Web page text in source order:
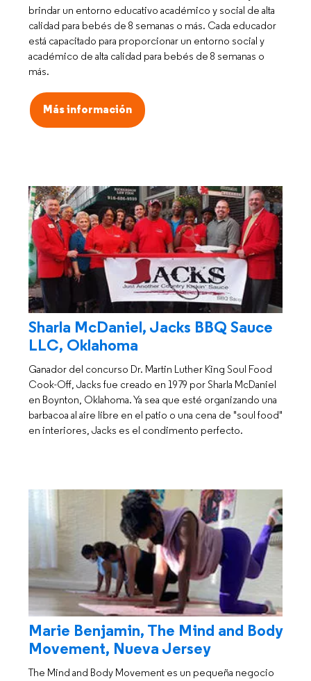
brindar un entorno educativo académico y social de alta
calidad para bebés de 8 semanas o más. Cada educador
está capacitado para proporcionar un entorno social y
académico de alta calidad para bebés de 8 semanas o
más.
Más información
Sharla McDaniel, Jacks BBQ Sauce
LLC, Oklahoma
Ganador del concurso Dr. Martin Luther King Soul Food
Cook-Off, Jacks fue creado en 1979 por Sharla McDaniel
en Boynton, Oklahoma. Ya sea que esté organizando una
barbacoa al aire libre en el patio o una cena de "soul food"
en interiores, Jacks es el condimento perfecto.
Marie Benjamin, The Mind and Body
Movement, Nueva Jersey
The Mind and Body Movement es un pequeña negocio